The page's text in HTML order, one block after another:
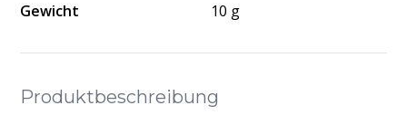
Gewicht 10 g
Produktbeschreibung